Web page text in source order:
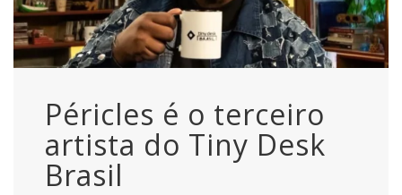
Péricles é o terceiro
artista do Tiny Desk
Brasil